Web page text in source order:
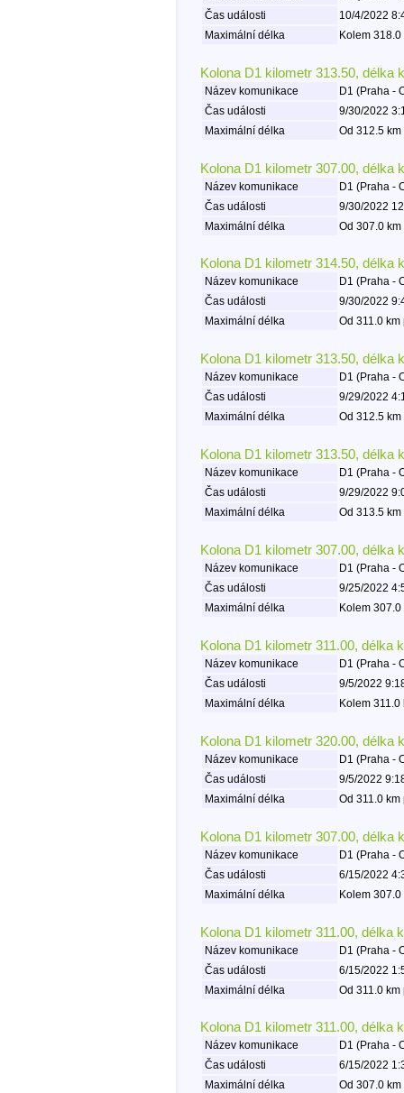
Čas události
10/4/2022
Maximální délka
Kolem
Kolona D1 kilometr 313.50, délka
Název komunikace
D1 (Praha -
Čas události
9/30/2022
Maximální délka
Od 312.5
Kolona D1 kilometr 307.00, délka
Název komunikace
D1 (Praha -
Čas události
9/30/2022
Maximální délka
Od 307.0
Kolona D1 kilometr 314.50, délka
Název komunikace
D1 (Praha -
Čas události
9/30/2022
Maximální délka
Od 311.0
Kolona D1 kilometr 313.50, délka
Název komunikace
D1 (Praha -
Čas události
9/29/2022
Maximální délka
Od 312.5
Kolona D1 kilometr 313.50, délka
Název komunikace
D1 (Praha -
Čas události
9/29/2022
Maximální délka
Od 313.5
Kolona D1 kilometr 307.00, délka
Název komunikace
D1 (Praha -
Čas události
9/25/2022
Maximální délka
Kolem
Kolona D1 kilometr 311.00, délka
Název komunikace
D1 (Praha -
Čas události
9/5/2022
Maximální délka
Kolem
Kolona D1 kilometr 320.00, délka
Název komunikace
D1 (Praha -
Čas události
9/5/2022
Maximální délka
Od 311.0
Kolona D1 kilometr 307.00, délka
Název komunikace
D1 (Praha -
Čas události
6/15/2022
Maximální délka
Kolem
Kolona D1 kilometr 311.00, délka
Název komunikace
D1 (Praha -
Čas události
6/15/2022
Maximální délka
Od 311.0
Kolona D1 kilometr 311.00, délka
Název komunikace
D1 (Praha -
Čas události
6/15/2022
Maximální délka
Od 307.0